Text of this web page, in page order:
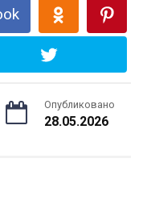
Опубликовано
28.05.2026